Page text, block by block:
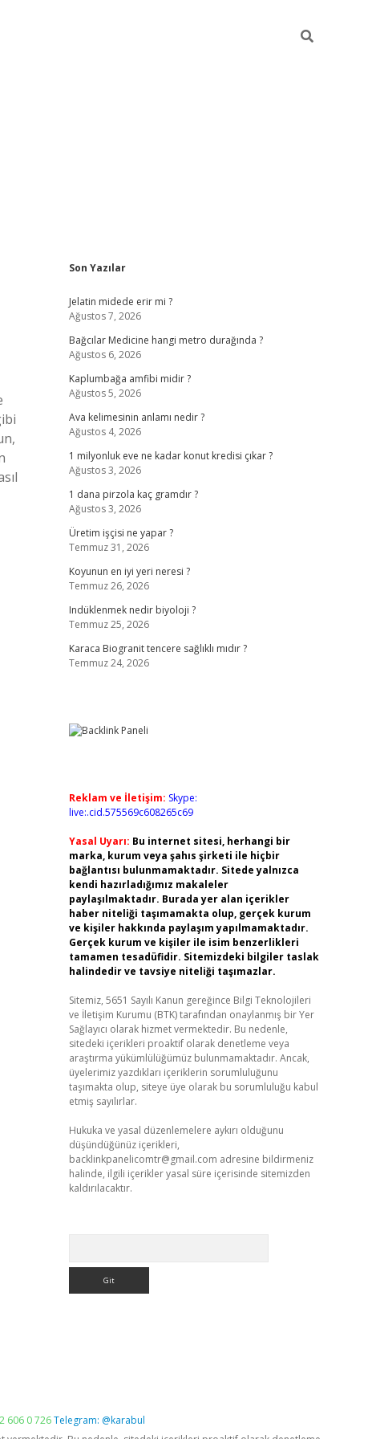
Sidebar
Son Yazılar
Jelatin midede erir mi ?
Ağustos 7, 2026
Bağcılar Medicine hangi metro durağında ?
Ağustos 6, 2026
Kaplumbağa amfibi midir ?
Ağustos 5, 2026
Ava kelimesinin anlamı nedir ?
Ağustos 4, 2026
1 milyonluk eve ne kadar konut kredisi çıkar ?
Ağustos 3, 2026
1 dana pirzola kaç gramdır ?
Ağustos 3, 2026
Üretim işçisi ne yapar ?
Temmuz 31, 2026
Koyunun en iyi yeri neresi ?
Temmuz 26, 2026
Indüklenmek nedir biyoloji ?
Temmuz 25, 2026
Karaca Biogranit tencere sağlıklı mıdır ?
Temmuz 24, 2026
Reklam ve İletişim: Skype:
live:.cid.575569c608265c69
Yasal Uyarı: Bu internet sitesi, herhangi bir
marka, kurum veya şahıs şirketi ile hiçbir
bağlantısı bulunmamaktadır. Sitede yalnızca
kendi hazırladığımız makaleler
paylaşılmaktadır. Burada yer alan içerikler
haber niteliği taşımamakta olup, gerçek kurum
ve kişiler hakkında paylaşım yapılmamaktadır.
Gerçek kurum ve kişiler ile isim benzerlikleri
tamamen tesadüfidir. Sitemizdeki bilgiler taslak
halindedir ve tavsiye niteliği taşımazlar.
Sitemiz, 5651 Sayılı Kanun gereğince Bilgi Teknolojileri
ve İletişim Kurumu (BTK) tarafından onaylanmış bir Yer
Sağlayıcı olarak hizmet vermektedir. Bu nedenle,
sitedeki içerikleri proaktif olarak denetleme veya
araştırma yükümlülüğümüz bulunmamaktadır. Ancak,
üyelerimiz yazdıkları içeriklerin sorumluluğunu
taşımakta olup, siteye üye olarak bu sorumluluğu kabul
etmiş sayılırlar.
Hukuka ve yasal düzenlemelere aykırı olduğunu
düşündüğünüz içerikleri,
backlinkpanelicomtr@gmail.com adresine bildirmeniz
halinde, ilgili içerikler yasal süre içerisinde sitemizden
kaldırılacaktır.
606 0 726Telegram: @karabul